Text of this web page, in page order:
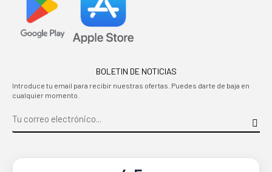
BOLETIN DE NOTICIAS
Introduce tu email para recibir nuestras ofertas. Puedes darte de baja en
cualquier momento.